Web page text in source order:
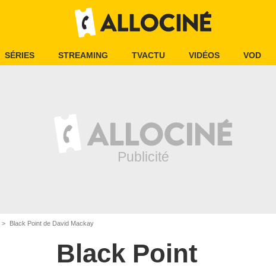
SÉRIES STREAMING TVACTU VIDÉOS VOD
Black Point de David Mackay
Black Point